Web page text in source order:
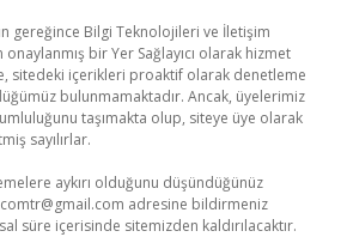
gereğince Bilgi Teknolojileri ve İletişim
onaylanmış bir Yer Sağlayıcı olarak hizmet
sitedeki içerikleri proaktif olarak denetleme
bulunmamaktadır. Ancak, üyelerimiz
taşımakta olup, siteye üye olarak
sayılırlar.
aykırı olduğunu düşündüğünüz
adresine bildirmeniz
süre içerisinde sitemizden kaldırılacaktır.